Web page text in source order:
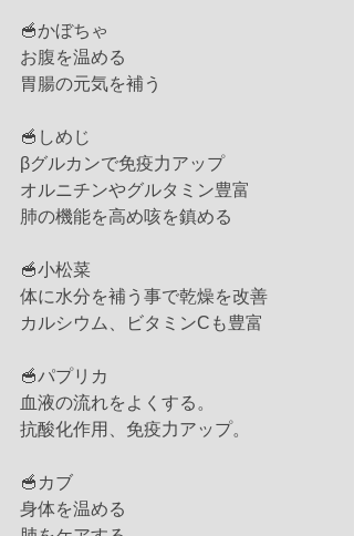
🥣かぼちゃ
お腹を温める
胃腸の元気を補う
🥣しめじ
βグルカンで免疫力アップ
オルニチンやグルタミン豊富
肺の機能を高め咳を鎮める
🥣小松菜
体に水分を補う事で乾燥を改善
カルシウム、ビタミンCも豊富
🥣パプリカ
血液の流れをよくする。
抗酸化作用、免疫力アップ。
🥣カブ
身体を温める